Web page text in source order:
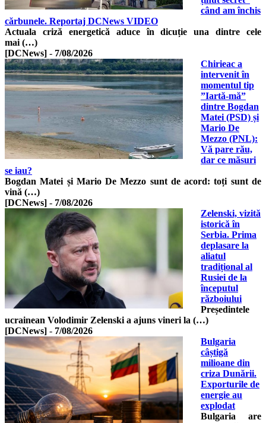
când am închis
cărbunele. Reportaj DCNews VIDEO
Actuala criză energetică aduce în dicuție una dintre cele
mai (…)
[DCNews] - 7/08/2026
Chirieac a
intervenit în
momentul tip
”Iartă-mă”
dintre Bogdan
Matei (PSD) și
Mario De
Mezzo (PNL):
Vă pare rău,
dar ce măsuri
se iau?
Bogdan Matei și Mario De Mezzo sunt de acord: toți sunt de
vină (…)
[DCNews] - 7/08/2026
Zelenski, vizită
istorică în
Serbia. Prima
deplasare la
aliatul
tradițional al
Rusiei de la
începutul
războiului
Președintele
ucrainean Volodimir Zelenski a ajuns vineri la (…)
[DCNews] - 7/08/2026
Bulgaria
câștigă
milioane din
criza Dunării.
Exporturile de
energie au
explodat
Bulgaria are